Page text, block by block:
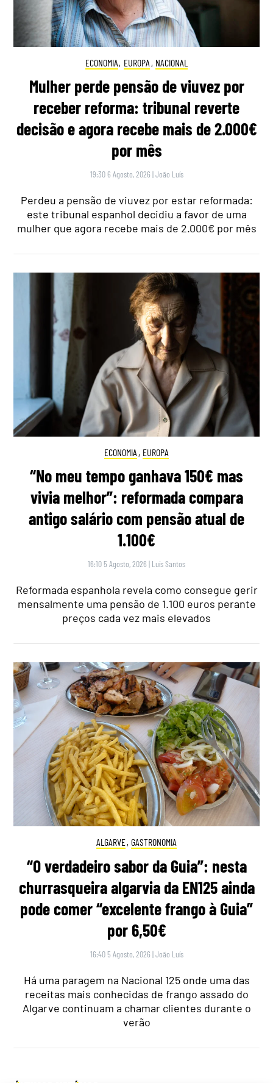
ECONOMIA, EUROPA , NACIONAL
Mulher perde pensão de viuvez por
receber reforma: tribunal reverte
decisão e agora recebe mais de 2.000€
por mês
19:30 6 Agosto, 2026 |João Luís
Perdeu a pensão de viuvez por estar reformada:
este tribunal espanhol decidiu a favor de uma
mulher que agora recebe mais de 2.000€ por mês
ECONOMIA , EUROPA
“No meu tempo ganhava 150€ mas
vivia melhor”: reformada compara
antigo salário com pensão atual de
1.100€
16:10 5 Agosto, 2026 | Luís Santos
Reformada espanhola revela como consegue gerir
mensalmente uma pensão de 1.100 euros perante
preços cada vez mais elevados
ALGARVE, GASTRONOMIA
“O verdadeiro sabor da Guia”: nesta
churrasqueira algarvia da EN125 ainda
pode comer “excelente frango à Guia”
por 6,50€
16:40 5 Agosto, 2026 |João Luís
Há uma paragem na Nacional 125 onde uma das
receitas mais conhecidas de frango assado do
Algarve continuam a chamar clientes durante o
verão